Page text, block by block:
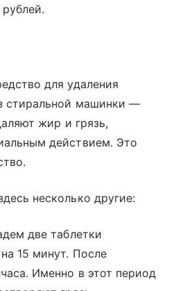
для удаления
стиральной машинки —
жир и грязь,
действием. Это
несколько другие:
две таблетки
15 минут. После
Именно в этот период